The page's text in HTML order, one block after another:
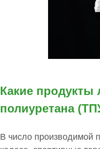
Какие продукты
полиуретана
В число производимой